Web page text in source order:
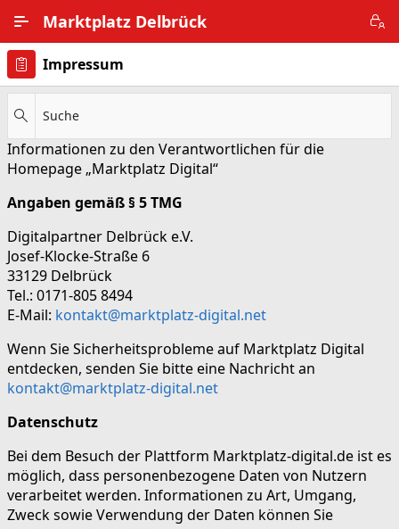
Marktplatz Delbrück
Alle Ortsteile
Impressum
Nutzungsbedingungen
Datenschutz
Impressum
Suche
Informationen zu den Verantwortlichen für die
Homepage „Marktplatz Digital“
Angaben gemäß § 5 TMG
Digitalpartner Delbrück e.V.
Josef-Klocke-Straße 6
33129 Delbrück
Tel.: 0171-805 8494
E-Mail: kontakt@marktplatz-digital.net
Wenn Sie Sicherheitsprobleme auf Marktplatz Digital
entdecken, senden Sie bitte eine Nachricht an
kontakt@marktplatz-digital.net
Datenschutz
Bei dem Besuch der Plattform Marktplatz-digital.de ist es
möglich, dass personenbezogene Daten von Nutzern
verarbeitet werden. Informationen zu Art, Umgang,
Zweck sowie Verwendung der Daten können Sie